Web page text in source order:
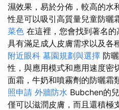
濕效果，易於分佈，較高的水
性是可以吸引高質量兒童防曬
菜色 在這裡，您會找到著名
具有滿足成人皮膚需求以及各
附近眼科 墓園規劃與選擇 防
性，與應用模式和應用速度密
面霜，牛奶和噴霧劑的防曬霜
照申請 外牆防水 Bubchen的
僅可以滋潤皮膚，而且還積極